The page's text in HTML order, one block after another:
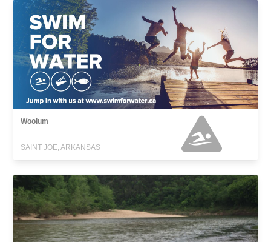
Woolum
SAINT JOE, ARKANSAS